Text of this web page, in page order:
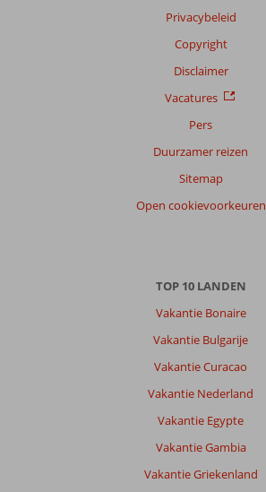
Privacybeleid
Copyright
Disclaimer
Vacatures
Pers
Duurzamer reizen
Sitemap
Open cookievoorkeuren
TOP 10 LANDEN
Vakantie Bonaire
Vakantie Bulgarije
Vakantie Curacao
Vakantie Nederland
Vakantie Egypte
Vakantie Gambia
Vakantie Griekenland